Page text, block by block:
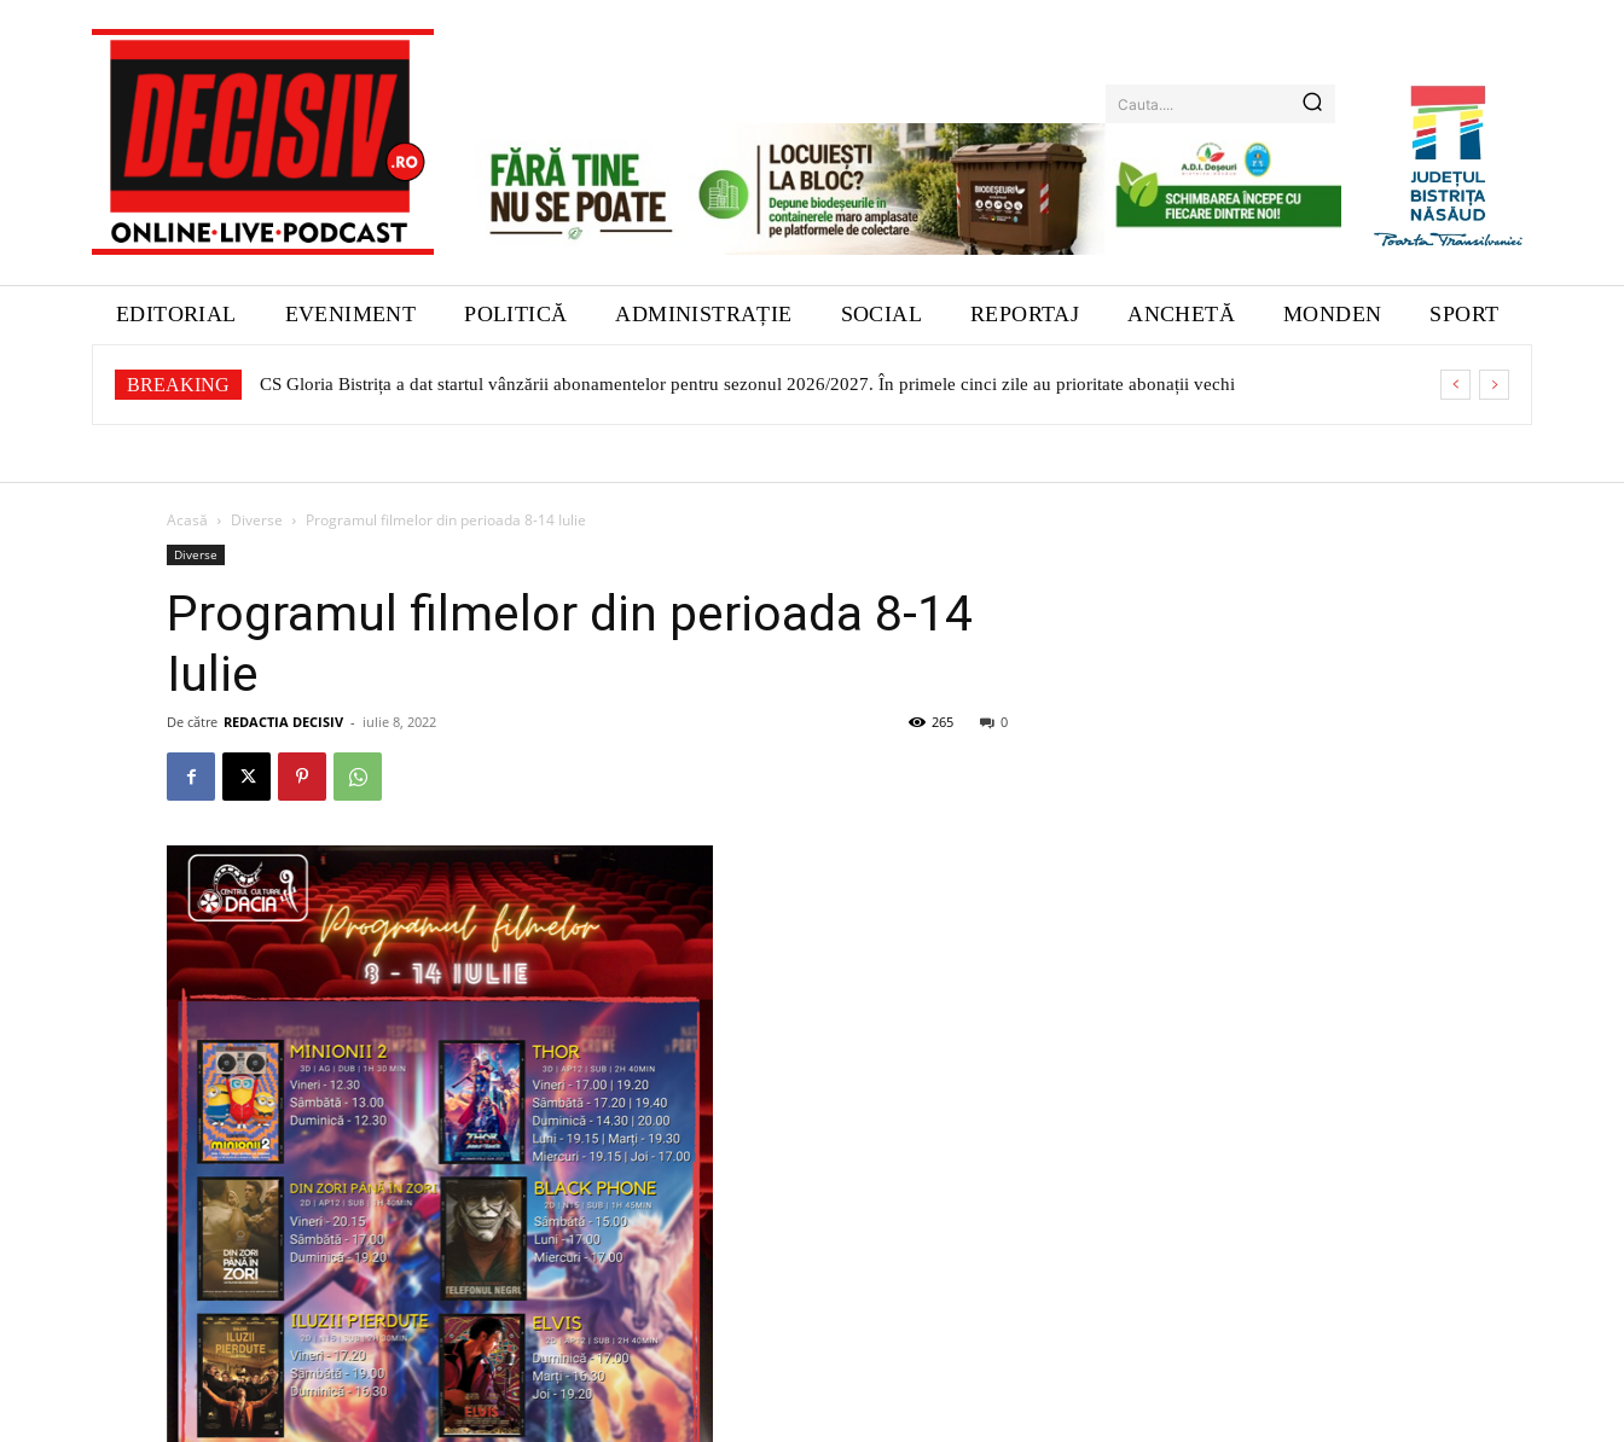
Cauta....
EDITORIAL EVENIMENT POLITICĂ ADMINISTRAȚIE SOCIAL REPORTAJ ANCHETĂ MONDEN SPORT
BREAKING CS Gloria Bistrița a dat startul vânzării abonamentelor pentru sezonul 2026/2027. În primele cinci zile au prioritate abonații vechi
Expoziție dedicată patrimoniului sașilor transilvăneni la Muzeul Bistrița. Vernisajul are loc în 7 august
Acasă Diverse Programul filmelor din perioada 8-14 Iulie
Diverse
Programul filmelor din perioada 8-14
Iulie
De către REDACTIA DECISIV - iulie 8, 2022 0
265